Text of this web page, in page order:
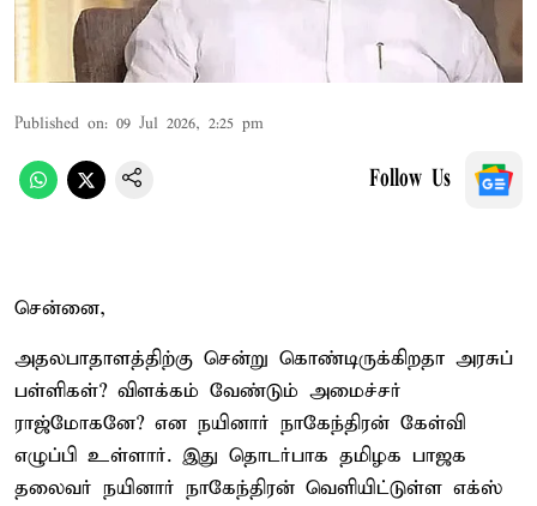
Published on: 09 Jul 2026, 2:25 pm
Follow Us
சென்னை,
அதலபாதாளத்திற்கு சென்று கொண்டிருக்கிறதா அரசுப்
பள்ளிகள்? விளக்கம் வேண்டும் அமைச்சர்
ராஜ்மோகனே? என நயினார் நாகேந்திரன் கேள்வி
எழுப்பி உள்ளார். இது தொடர்பாக தமிழக பாஜக
தலைவர் நயினார் நாகேந்திரன் வெளியிட்டுள்ள எக்ஸ்